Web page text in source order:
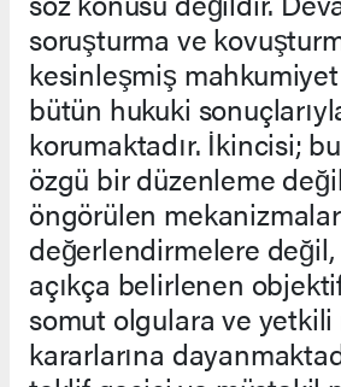
soruşturma ve
kesinleşmiş
bütün hukuki
korumaktadır. İkincisi;
özgü bir düzenleme
öngörülen
değerlendirmelere
açıkça belirlenen
somut olgulara ve yetkili
kararlarına